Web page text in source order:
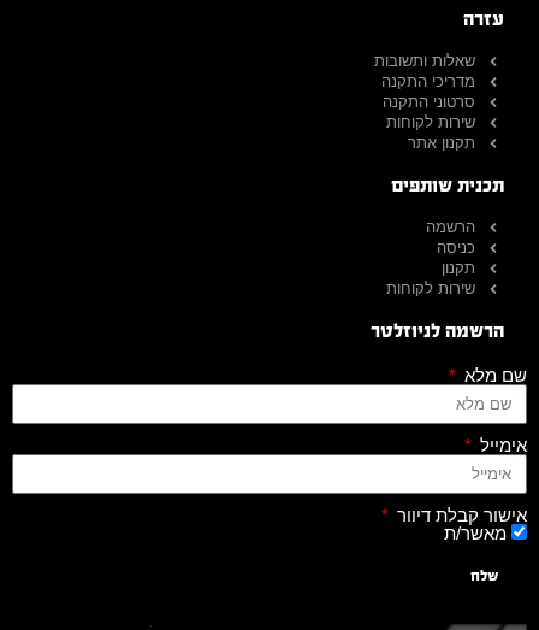
עזרה
שאלות ותשובות
מדריכי התקנה
סרטוני התקנה
שירות לקוחות
תקנון אתר
תכנית שותפים
הרשמה
כניסה
תקנון
שירות לקוחות
הרשמה לניוזלטר
שם מלא
אימייל
אישור קבלת דיוור
מאשר/ת
שלח